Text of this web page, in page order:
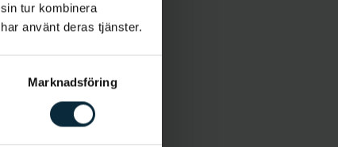
tur kombinera
använt deras tjänster.
Marknadsföring